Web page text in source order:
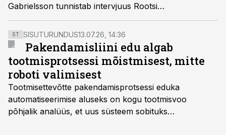
Gabrielsson tunnistab intervjuus Rootsi
majanduslehele Dagens Industri, et paljude oluliste
otsustega viivitati liiga kaua.
ST SISUTURUNDUS13.07.26, 14:36
Pakendamisliini edu algab
tootmisprotsessi mõistmisest, mitte
roboti valimisest
Tootmisettevõtte pakendamisprotsessi eduka
automatiseerimise aluseks on kogu tootmisvoo
põhjalik analüüs, et uus süsteem sobituks